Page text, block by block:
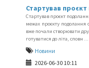
Стартував проєкт
Стартував проєкт
межах проєкту подолання
вже почали створювати
готуватися до літа, сповн ...
Новини
2026-06-30 10:11